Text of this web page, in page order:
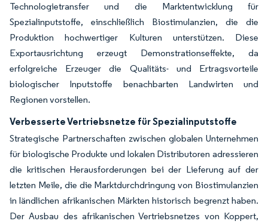
Technologietransfer und die Marktentwicklung für
Spezialinputstoffe, einschließlich Biostimulanzien, die die
Produktion hochwertiger Kulturen unterstützen. Diese
Exportausrichtung erzeugt Demonstrationseffekte, da
erfolgreiche Erzeuger die Qualitäts- und Ertragsvorteile
biologischer Inputstoffe benachbarten Landwirten und
Regionen vorstellen.
Verbesserte Vertriebsnetze für Spezialinputstoffe
Strategische Partnerschaften zwischen globalen Unternehmen
für biologische Produkte und lokalen Distributoren adressieren
die kritischen Herausforderungen bei der Lieferung auf der
letzten Meile, die die Marktdurchdringung von Biostimulanzien
in ländlichen afrikanischen Märkten historisch begrenzt haben.
Der Ausbau des afrikanischen Vertriebsnetzes von Koppert,